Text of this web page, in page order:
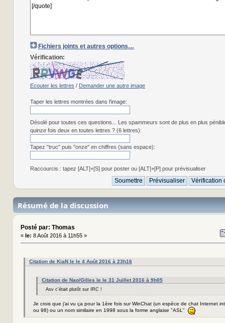
Fichiers joints et autres options…
Vérification:
Ecouter les lettres / Demander une autre image
Taper les lettres montrées dans l'image:
Désolé pour toutes ces questions... Les spammeurs sont de plus en plus
quinze fois deux en toutes lettres ? (6 lettres):
Tapez "truc" puis "onze" en chiffres (sans espace):
Raccourcis : tapez [ALT]+[S] pour poster ou [ALT]+[P] pour prévisualiser
Résumé de la discussion
Posté par: Thomas
« le: 8 Août 2016 à 11h55 »
Citation de KiaN le le 4 Août 2016 à 23h16
Citation de Nao/Gilles le le 31 Juillet 2016 à 9h05
Asv c'était plutôt sur IRC !
Je crois que j'ai vu ça pour la 1ère fois sur WinChat (un espèce de chat Internet
ou 98) ou un nom similaire en 1998 sous la forme anglaise "ASL"